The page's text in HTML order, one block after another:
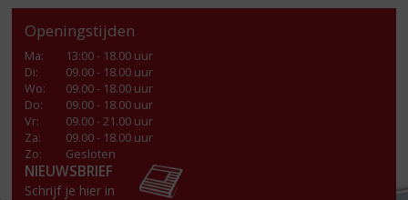
Openingstijden
Ma:
13:00 - 18.00 uur
Di:
09.00 - 18.00 uur
Wo:
09.00 - 18.00 uur
Do:
09.00 - 18.00 uur
Vr:
09.00 - 21.00 uur
Za:
09.00 - 18.00 uur
Zo:
Gesloten
NIEUWSBRIEF
Schrijf je hier in